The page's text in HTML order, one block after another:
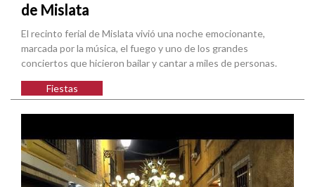
de Mislata
El recinto ferial de Mislata vivió una noche emocionante,
marcada por la música, el fuego y uno de los grandes
conciertos que hicieron bailar y cantar a miles de personas.
Fiestas